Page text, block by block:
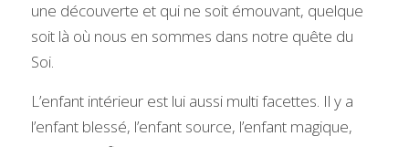
une découverte et qui ne soit émouvant, quelque
soit là où nous en sommes dans notre quête du
Soi.
L’enfant intérieur est lui aussi multi facettes. Il y a
l’enfant blessé, l’enfant source, l’enfant magique,